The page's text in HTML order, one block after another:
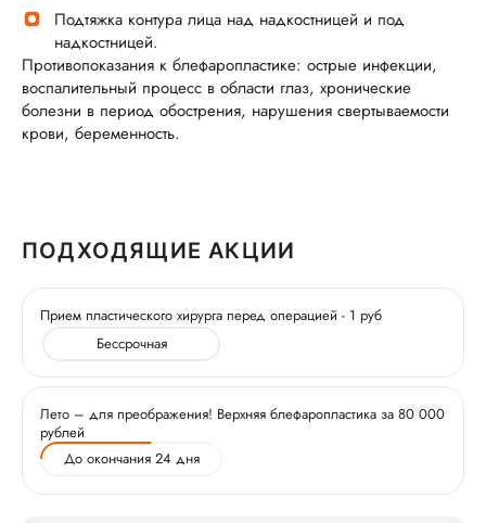
Подтяжка контура лица над надкостницей и под
надкостницей.
Противопоказания к блефаропластике: острые инфекции,
воспалительный процесс в области глаз, хронические
болезни в период обострения, нарушения свертываемости
крови, беременность.
ПОДХОДЯЩИЕ АКЦИИ
Прием пластического хирурга перед операцией - 1 руб
Бессрочная
Лето – для преображения! Верхняя блефаропластика за 80 000
рублей
До окончания 24 дня